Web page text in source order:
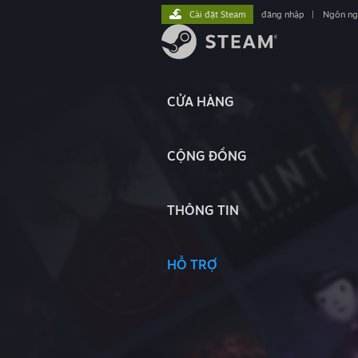
CỬA HÀNG
CỘNG ĐỒNG
THÔNG TIN
HỖ TRỢ
Cài đặt Steam đăng nhập Ngôn